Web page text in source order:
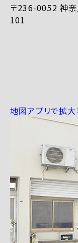
〒236-0052 神
101
地図アプリで拡